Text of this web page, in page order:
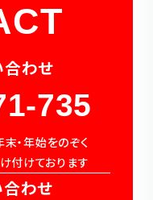
わせ
735
・年始をのぞく
付けております
わせ